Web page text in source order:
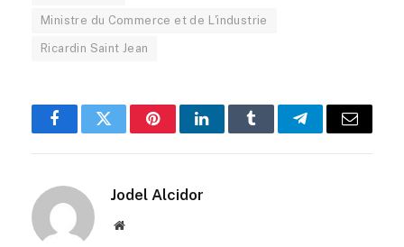
Ministre du Commerce et de L'industrie
Ricardin Saint Jean
FacebookTwitterPinterestLinkedInTumblrTelegramEmail
Jodel Alcidor
Website